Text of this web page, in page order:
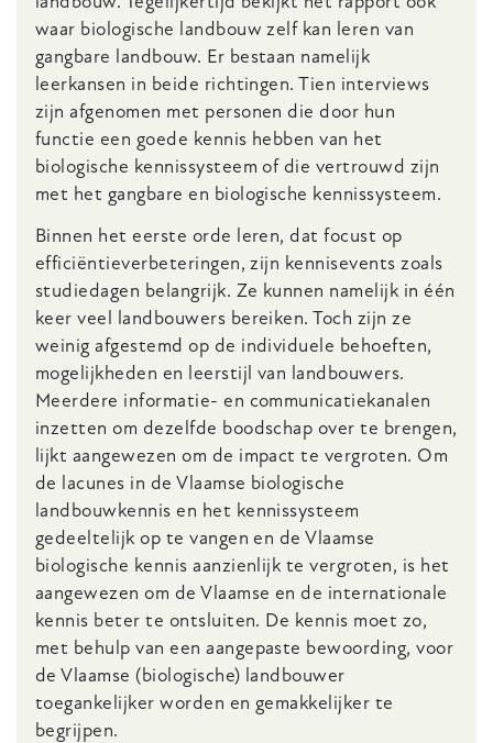
waar biologische landbouw zelf kan leren van
gangbare landbouw. Er bestaan namelijk
leerkansen in beide richtingen. Tien interviews
zijn afgenomen met personen die door hun
functie een goede kennis hebben van het
biologische kennissysteem of die vertrouwd zijn
met het gangbare en biologische kennissysteem.
Binnen het eerste orde leren, dat focust op
efficiëntieverbeteringen, zijn kennisevents zoals
studiedagen belangrijk. Ze kunnen namelijk in één
keer veel landbouwers bereiken. Toch zijn ze
weinig afgestemd op de individuele behoeften,
mogelijkheden en leerstijl van landbouwers.
Meerdere informatie- en communicatiekanalen
inzetten om dezelfde boodschap over te brengen,
lijkt aangewezen om de impact te vergroten. Om
de lacunes in de Vlaamse biologische
landbouwkennis en het kennissysteem
gedeeltelijk op te vangen en de Vlaamse
biologische kennis aanzienlijk te vergroten, is het
aangewezen om de Vlaamse en de internationale
kennis beter te ontsluiten. De kennis moet zo,
met behulp van een aangepaste bewoording, voor
de Vlaamse (biologische) landbouwer
toegankelijker worden en gemakkelijker te
begrijpen.